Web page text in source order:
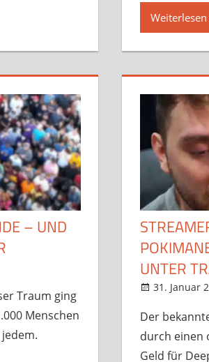
Weiterlesen
– UND
Traum ging
Menschen
UNTER
31. Januar
Der
durch einen
Geld für